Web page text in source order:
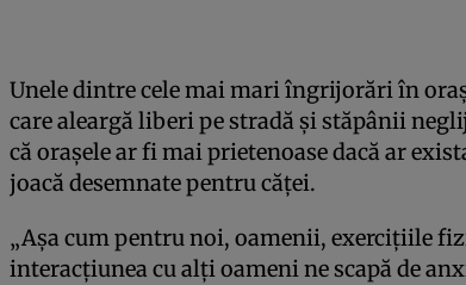
Unele dintre cele mai mari îngrijorări în
care aleargă liberi pe stradă și stăpânii
că orașele ar fi mai prietenoase dacă ar
joacă desemnate pentru căței.
„Așa cum pentru noi, oamenii, exercițiile
interacțiunea cu alți oameni ne scapă de